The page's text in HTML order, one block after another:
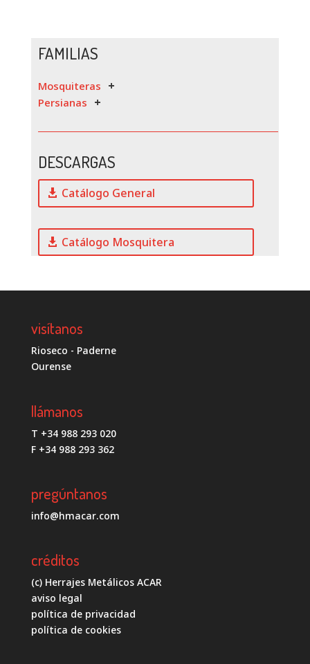
FAMILIAS
Mosquiteras
Persianas
DESCARGAS
Catálogo General
Catálogo Mosquitera
visítanos
Rioseco - Paderne
Ourense
llámanos
T +34 988 293 020
F +34 988 293 362
pregúntanos
info@hmacar.com
créditos
(c) Herrajes Metálicos ACAR
aviso legal
política de privacidad
política de cookies